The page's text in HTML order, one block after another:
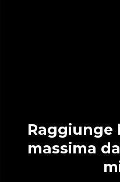
Raggiunge la temperatura
massima